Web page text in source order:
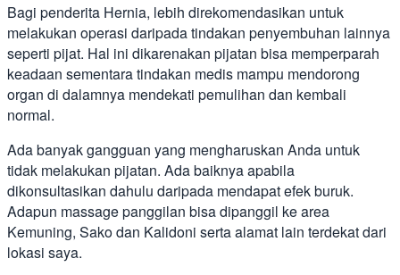
Bagi penderita Hernia, lebih direkomendasikan untuk
melakukan operasi daripada tindakan penyembuhan lainnya
seperti pijat. Hal ini dikarenakan pijatan bisa memperparah
keadaan sementara tindakan medis mampu mendorong
organ di dalamnya mendekati pemulihan dan kembali
normal.
Ada banyak gangguan yang mengharuskan Anda untuk
tidak melakukan pijatan. Ada baiknya apabila
dikonsultasikan dahulu daripada mendapat efek buruk.
Adapun massage panggilan bisa dipanggil ke area
Kemuning, Sako dan Kalidoni serta alamat lain terdekat dari
lokasi saya.